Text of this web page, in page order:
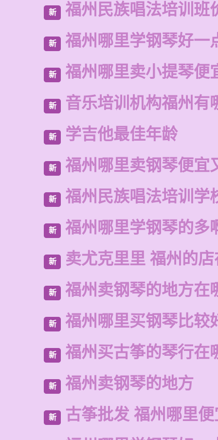
新 福州民族唱法培训班
新 福州哪里学钢琴好一
新 福州哪里卖小提琴便
新 音乐培训机构福州有
新 学吉他最佳年龄
新 福州哪里卖钢琴便宜
新 福州民族唱法培训学
新 福州哪里学钢琴的多
新 卖尤克里里 福州的
新 福州卖钢琴的地方在
新 福州哪里买钢琴比较
新 福州买古筝的琴行在
新 福州卖钢琴的地方
新
古筝批发 福州哪里